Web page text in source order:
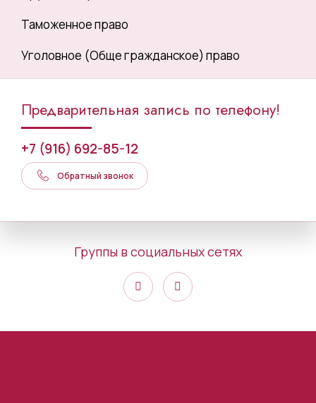
Таможенное право
Уголовное (Обще гражданское) право
Предварительная запись по телефону!
+7 (916) 692-85-12
Обратный звонок
Группы в социальных сетях